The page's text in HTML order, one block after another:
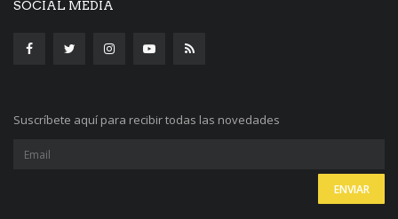
SOCIAL MEDIA
Suscríbete aquí para recibir todas las novedades